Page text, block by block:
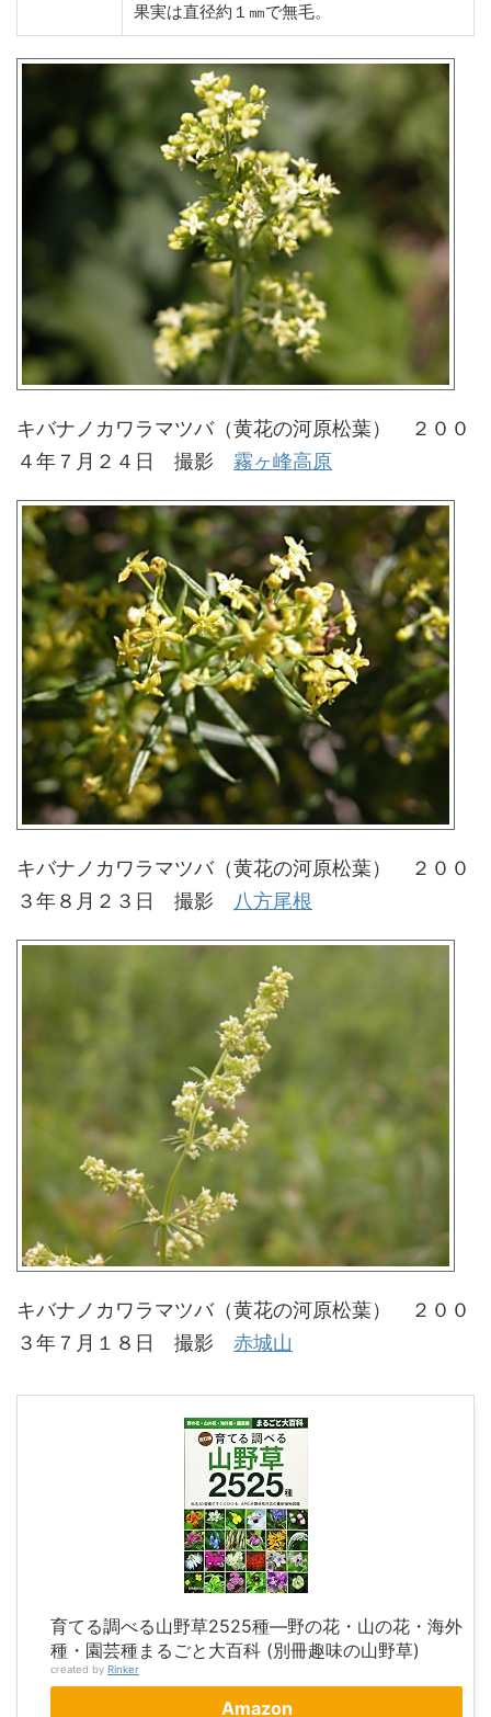
果実は直径約１㎜で無毛。
キバナノカワラマツバ（黄花の河原松葉） ２００
４年７月２４日 撮影 霧ヶ峰高原
キバナノカワラマツバ（黄花の河原松葉） ２００
３年８月２３日 撮影 八方尾根
キバナノカワラマツバ（黄花の河原松葉） ２００
３年７月１８日 撮影 赤城山
育てる調べる山野草2525種―野の花・山の花・海外
種・園芸種まるごと大百科 (別冊趣味の山野草)
created by Rinker
Amazon